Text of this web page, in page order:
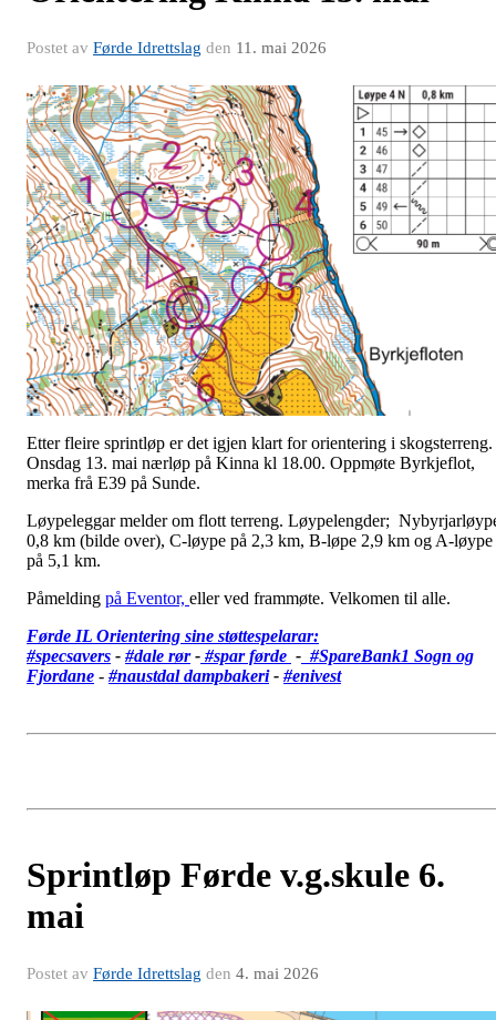
Postet av Førde Idrettslag den 11. mai 2026
Etter fleire sprintløp er det igjen klart for orientering i skogsterreng.
Onsdag 13. mai nærløp på Kinna kl 18.00. Oppmøte Byrkjeflot,
merka frå E39 på Sunde.
Løypeleggar melder om flott terreng. Løypelengder;
0,8 km (bilde over), C-løype på 2,3 km, B-løpe 2,9 km og A-løype
på 5,1 km.
Påmelding på Eventor, eller ved frammøte. Velkomen til alle.
Førde IL Orientering sine støttespelarar:
#specsavers - #dale rør- #spar førde - #SpareBank1 Sogn og
Fjordane - #naustdal dampbakeri - #enivest
Sprintløp Førde v.g.skule 6.
mai
Postet av Førde Idrettslag den 4. mai 2026